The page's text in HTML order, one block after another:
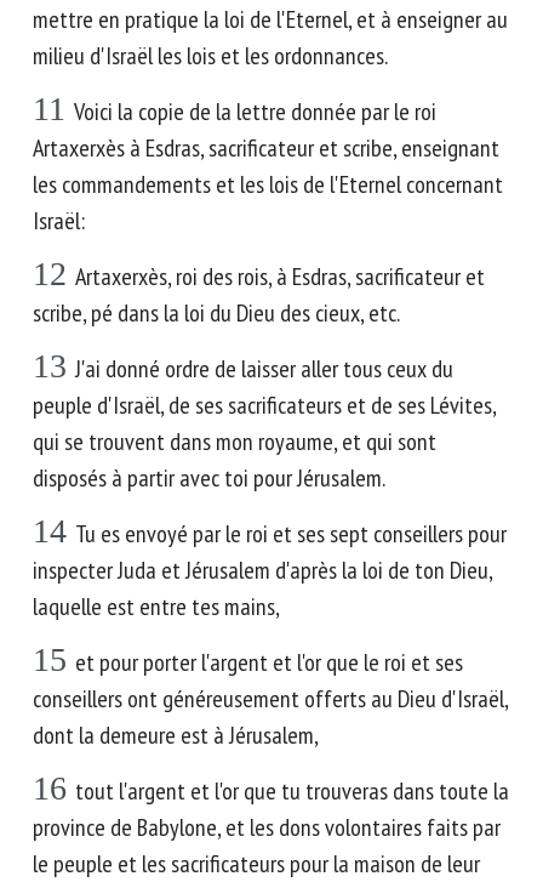
mettre en pratique la loi de l'Eternel, et à enseigner au
milieu d'Israël les lois et les ordonnances.
11 Voici la copie de la lettre donnée par le roi
Artaxerxès à Esdras, sacrificateur et scribe, enseignant
les commandements et les lois de l'Eternel concernant
Israël:
12 Artaxerxès, roi des rois, à Esdras, sacrificateur et
scribe, pé dans la loi du Dieu des cieux, etc.
13 J'ai donné ordre de laisser aller tous ceux du
peuple d'Israël, de ses sacrificateurs et de ses Lévites,
qui se trouvent dans mon royaume, et qui sont
disposés à partir avec toi pour Jérusalem.
14 Tu es envoyé par le roi et ses sept conseillers pour
inspecter Juda et Jérusalem d'après la loi de ton Dieu,
laquelle est entre tes mains,
15 et pour porter l'argent et l'or que le roi et ses
conseillers ont généreusement offerts au Dieu d'Israël,
dont la demeure est à Jérusalem,
16 tout l'argent et l'or que tu trouveras dans toute la
province de Babylone, et les dons volontaires faits par
le peuple et les sacrificateurs pour la maison de leur